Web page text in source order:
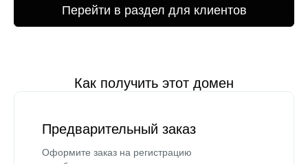
Перейти в раздел для клиентов
Как получить этот домен
Предварительный заказ
Оформите заказ на регистрацию